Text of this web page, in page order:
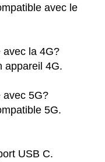
avec le
avec la 4G?
appareil 4G.
avec 5G?
5G.
USB C.